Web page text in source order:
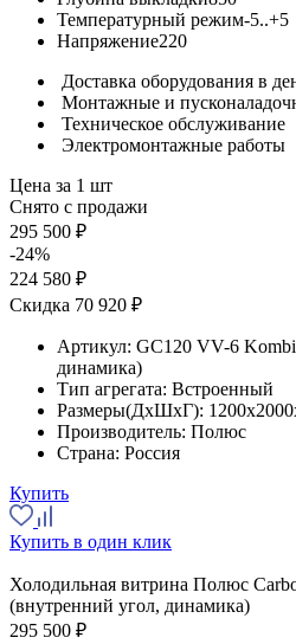
Температурный режим-5..+5
Напряжение220
Доставка оборудования в
Монтажные и
Техническое обслуживание
Электромонтажные работы
Цена за 1 шт
Снято с продажи
295 500 ₽
-24%
224 580 ₽
Скидка 70 920 ₽
Артикул: GC120 VV-6
динамика)
Тип агрегата: Встроенный
Размеры(ДхШхГ):
Производитель: Полюс
Страна: Россия
Купить
Купить в один клик
Холодильная витрина Полюс
(внутренний угол, динамика)
295 500 ₽